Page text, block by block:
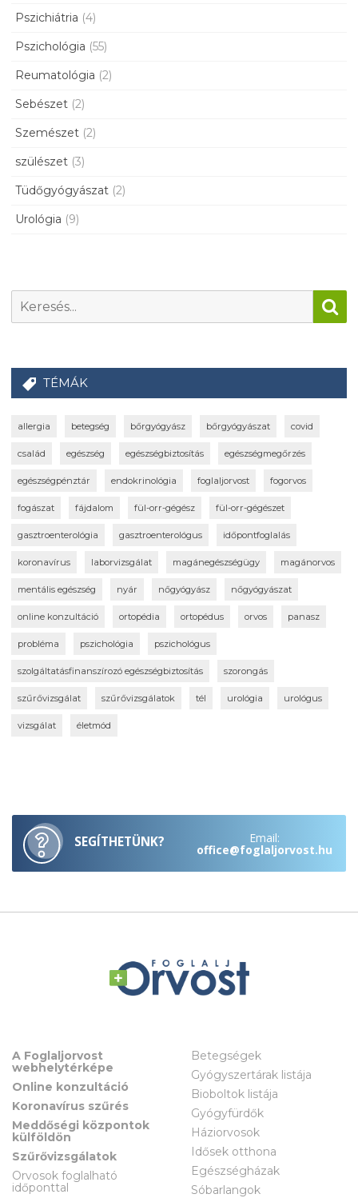
Pszichiátria (4)
Pszichológia (55)
Reumatológia (2)
Sebészet (2)
Szemészet (2)
szülészet (3)
Tüdőgyógyászat (2)
Urológia (9)
TÉMÁK
allergia betegség bőrgyógyász bőrgyógyászat covid
család egészség egészségbiztosítás egészségmegőrzés
egészségpénztár endokrinológia foglaljorvost fogorvos
fogászat fájdalom fül-orr-gégész fül-orr-gégészet
gasztroenterológia gasztroenterológus időpontfoglalás
koronavírus laborvizsgálat magánegészségügy magánorvos
mentális egészség nyár nőgyógyász nőgyógyászat
online konzultáció ortopédia ortopédus orvos panasz
probléma pszichológia pszichológus
szolgáltatásfinanszírozó egészségbiztosítás szorongás
szűrővizsgálat szűrővizsgálatok tél urológia urológus
vizsgálat életmód
SEGÍTHETÜNK? Email:
office@foglaljorvost.hu
A Foglaljorvost
webhelytérképe
Online konzultáció
Koronavírus szűrés
Meddőségi központok
külföldön
Szűrővizsgálatok
Orvosok foglalható
időponttal
Betegségek
Gyógyszertárak listája
Bioboltok listája
Gyógyfürdők
Háziorvosok
Idősek otthona
Egészségházak
Sóbarlangok